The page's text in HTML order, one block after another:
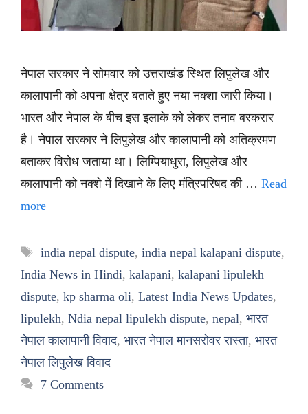
नेपाल सरकार ने सोमवार को उत्तराखंड स्थित लिपुलेख और
कालापानी को अपना क्षेत्र बताते हुए नया नक्शा जारी किया।
भारत और नेपाल के बीच इस इलाके को लेकर तनाव बरकरार
है। नेपाल सरकार ने लिपुलेख और कालापानी को अतिक्रमण
बताकर विरोध जताया था। लिम्पियाधुरा, लिपुलेख और
कालापानी को नक्शे में दिखाने के लिए मंत्रिपरिषद की … Read
more
Tags
india nepal dispute, india nepal kalapani dispute,
India News in Hindi, kalapani, kalapani lipulekh
dispute, kp sharma oli, Latest India News Updates,
lipulekh, Ndia nepal lipulekh dispute, nepal, भारत
नेपाल कालापानी विवाद, भारत नेपाल मानसरोवर रास्ता, भारत
नेपाल लिपुलेख विवाद
7 Comments